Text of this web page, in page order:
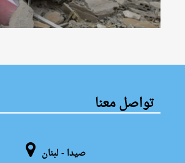
تواصل معنا
صيدا - لبنان